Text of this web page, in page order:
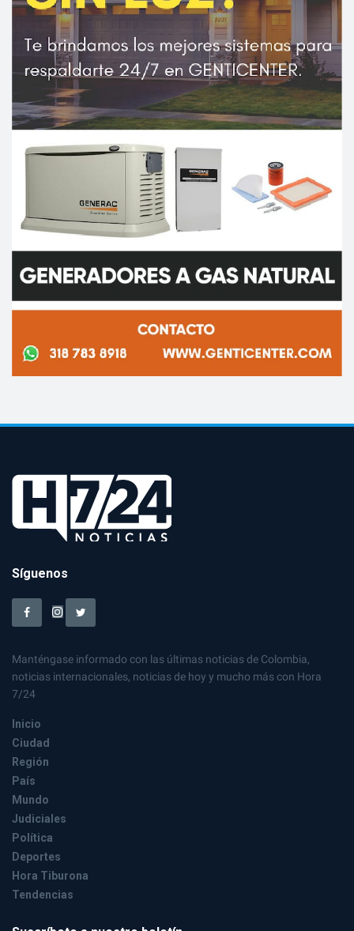
Síguenos
Manténgase informado con las últimas noticias de Colombia,
noticias internacionales, noticias de hoy y mucho más con Hora
7/24
Inicio
Ciudad
Región
País
Mundo
Judiciales
Política
Deportes
Hora Tiburona
Tendencias